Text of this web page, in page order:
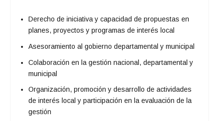
Derecho de iniciativa y capacidad de propuestas en
planes, proyectos y programas de interés local
Asesoramiento al gobierno departamental y municipal
Colaboración en la gestión nacional, departamental y
municipal
Organización, promoción y desarrollo de actividades
de interés local y participación en la evaluación de la
gestión